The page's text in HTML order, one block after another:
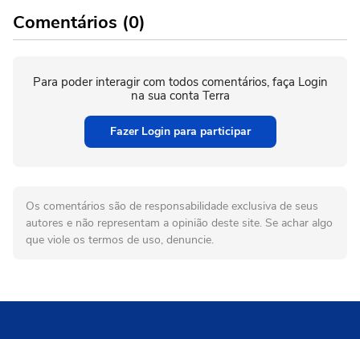
Comentários (0)
Para poder interagir com todos comentários, faça Login
na sua conta Terra
Fazer Login para participar
Os comentários são de responsabilidade exclusiva de seus
autores e não representam a opinião deste site. Se achar algo
que viole os termos de uso, denuncie.